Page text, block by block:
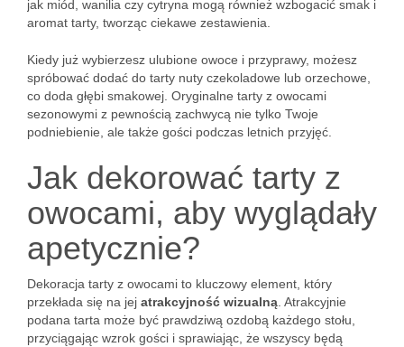
jak miód, wanilia czy cytryna mogą również wzbogacić smak i
aromat tarty, tworząc ciekawe zestawienia.
Kiedy już wybierzesz ulubione owoce i przyprawy, możesz
spróbować dodać do tarty nuty czekoladowe lub orzechowe,
co doda głębi smakowej. Oryginalne tarty z owocami
sezonowymi z pewnością zachwycą nie tylko Twoje
podniebienie, ale także gości podczas letnich przyjęć.
Jak dekorować tarty z
owocami, aby wyglądały
apetycznie?
Dekoracja tarty z owocami to kluczowy element, który
przekłada się na jej atrakcyjność wizualną . Atrakcyjnie
podana tarta może być prawdziwą ozdobą każdego stołu,
przyciągając wzrok gości i sprawiając, że wszyscy będą